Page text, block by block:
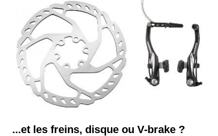
...et les freins, disque ou V-brake ?